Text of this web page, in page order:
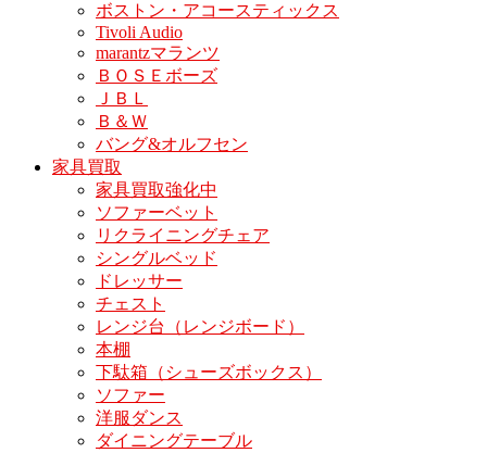
ボストン・アコースティックス
Tivoli Audio
marantzマランツ
ＢＯＳＥボーズ
ＪＢＬ
Ｂ＆Ｗ
バング&オルフセン
家具買取
家具買取強化中
ソファーベット
リクライニングチェア
シングルベッド
ドレッサー
チェスト
レンジ台（レンジボード）
本棚
下駄箱（シューズボックス）
ソファー
洋服ダンス
ダイニングテーブル